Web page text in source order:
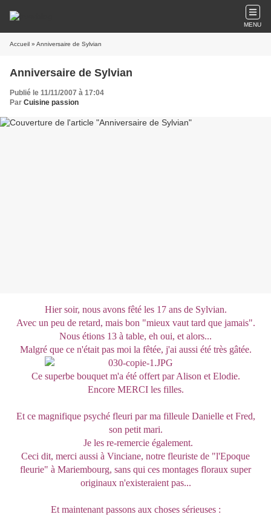
MENU
Accueil » Anniversaire de Sylvian
Anniversaire de Sylvian
Publié le 11/11/2007 à 17:04
Par Cuisine passion
Hier soir, nous avons fêté les 17 ans de Sylvian.
Avec un peu de retard, mais bon "mieux vaut tard que jamais".
Nous étions 13 à table, eh oui, et alors...
Malgré que ce n'était pas moi la fêtée, j'ai aussi été très gâtée.
Ce superbe bouquet m'a été offert par Alison et Elodie.
Encore MERCI les filles.
Et ce magnifique psyché fleuri par ma filleule Danielle et Fred,
son petit mari.
Je les re-remercie également.
Ceci dit, merci aussi à Vinciane, notre fleuriste de "l'Epoque
fleurie" à Mariembourg, sans qui ces montages floraux super
originaux n'existeraient pas...
Et maintenant passons aux choses sérieuses :